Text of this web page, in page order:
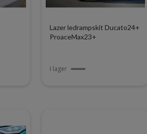
Lazer ledrampskit Ducato24+
ProaceMax23+
I lager